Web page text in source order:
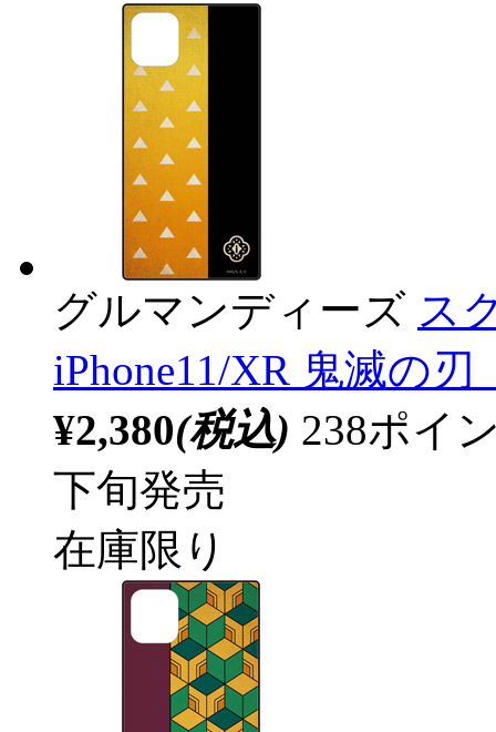
グルマンディーズ ス
iPhone11/XR 鬼滅の
¥2,380(税込) 238ポイ
下旬発売
在庫限り